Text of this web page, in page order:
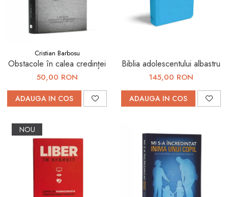
Viața de Familie
Parenting
Căsătorie
Bărbați
Cărți de Colorat
Bebe
Femei
Adolescenți și Tineri
Păstorirea Bisericii
Conducerea și Păstorirea
Bisericii
Cristian Barbosu
Obstacole în calea credinței
50,00 RON
ADAUGA IN COS
Biblia adolescentului albastru
145,00 RON
ADAUGA IN COS
NOU